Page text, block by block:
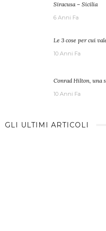
Siracusa – Sicilia
6 Anni Fa
Le 3 cose per cui
10 Anni Fa
Conrad Hilton, una
10 Anni Fa
GLI ULTIMI ARTICOLI